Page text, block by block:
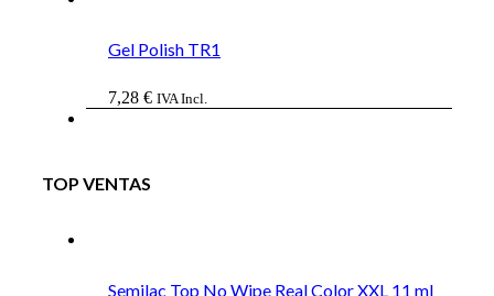
Gel Polish TR1
7,28 € IVA Incl.
TOP VENTAS
Semilac Top No Wipe Real Color XXL 11 ml